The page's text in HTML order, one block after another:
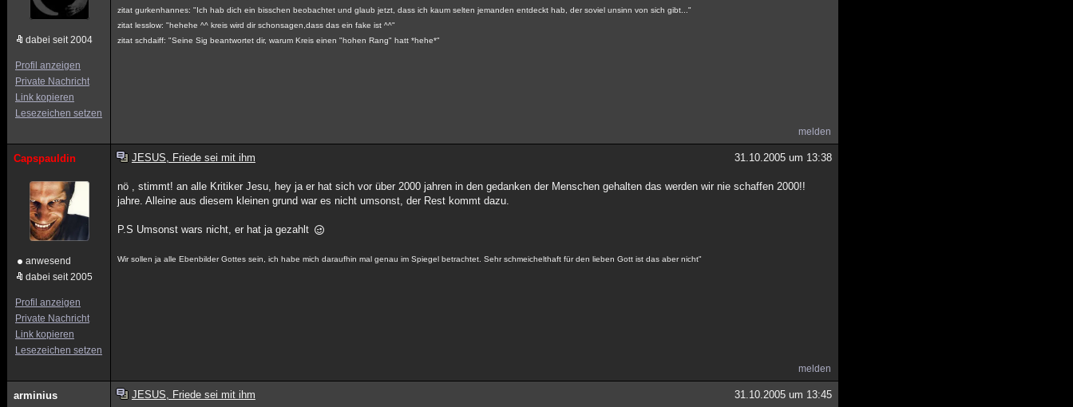
dabei seit 2004
Profil anzeigen
Private Nachricht
Link kopieren
Lesezeichen setzen
zitat gurkenhannes: "Ich hab dich ein bisschen beobachtet und glaub jetzt, dass ich kaum selten jemanden entdeckt hab, der soviel unsinn von sich gibt..."
zitat lesslow: "hehehe ^^ kreis wird dir schonsagen,dass das ein fake ist ^^"
zitat schdaiff: "Seine Sig beantwortet dir, warum Kreis einen "hohen Rang" hatt *hehe*"
melden
Capspauldin
anwesend
dabei seit 2005
Profil anzeigen
Private Nachricht
Link kopieren
Lesezeichen setzen
JESUS, Friede sei mit ihm 31.10.2005 um 13:38
nö , stimmt! an alle Kritiker Jesu, hey ja er hat sich vor über 2000 jahren in den gedanken der Menschen gehalten das werden wir nie schaffen 2000!!
jahre. Alleine aus diesem kleinen grund war es nicht umsonst, der Rest kommt dazu.
P.S Umsonst wars nicht, er hat ja gezahlt
Wir sollen ja alle Ebenbilder Gottes sein, ich habe mich daraufhin mal genau im Spiegel betrachtet. Sehr schmeichelthaft für den lieben Gott ist das aber nicht"
melden
arminius JESUS, Friede sei mit ihm 31.10.2005 um 13:45